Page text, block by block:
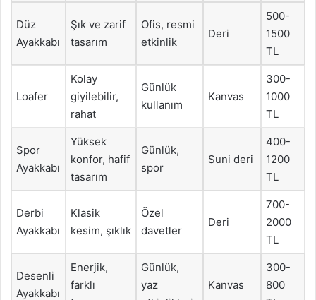
Düz
Ayakkabı
Şık ve zarif
tasarım
Ofis, resmi
etkinlik
Deri
500-
1500
TL
Loafer
Kolay
giyilebilir,
rahat
Günlük
kullanım
Kanvas
300-
1000
TL
Spor
Ayakkabı
Yüksek
konfor, hafif
tasarım
Günlük,
spor
Suni deri
400-
1200
TL
Derbi
Ayakkabı
Klasik
kesim, şıklık
Özel
davetler
Deri
700-
2000
TL
Desenli
Ayakkabı
Enerjik,
farklı
Günlük,
yaz
Kanvas
300-
800